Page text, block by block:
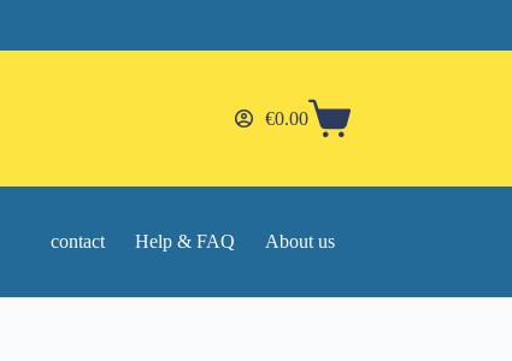
Shopping
€0.00
contact Help & FAQ About us